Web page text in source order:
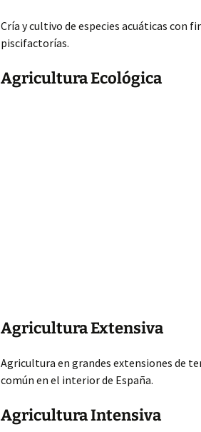
Cría y cultivo de especies acuáticas con
piscifactorías.
Agricultura Ecológica
Agricultura Extensiva
Agricultura en grandes extensiones de
común en el interior de España.
Agricultura Intensiva